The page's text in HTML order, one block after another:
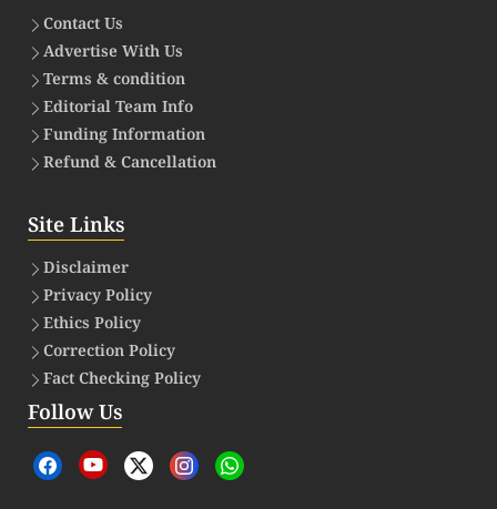
Contact Us
Advertise With Us
Terms & condition
Editorial Team Info
Funding Information
Refund & Cancellation
Site Links
Disclaimer
Privacy Policy
Ethics Policy
Correction Policy
Fact Checking Policy
Follow Us